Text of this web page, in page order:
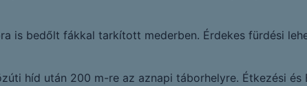
is bedőlt fákkal tarkított mederben. Érdekes fürdési
híd után 200 m-re az aznapi táborhelyre. Étkezési és